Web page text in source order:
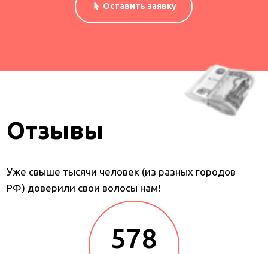
Оставить заявку
Отзывы
Уже свыше тысячи человек (из разных городов
РФ) доверили свои волосы нам!
578